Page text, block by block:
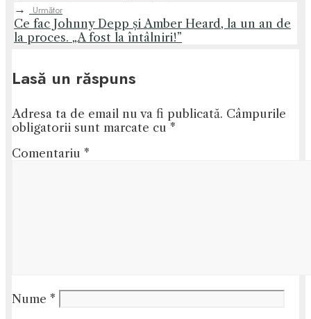
→
Următor
Ce fac Johnny Depp și Amber Heard, la un an de
la proces. „A fost la întâlniri!”
Lasă un răspuns
Adresa ta de email nu va fi publicată. Câmpurile
obligatorii sunt marcate cu *
Comentariu *
Nume *